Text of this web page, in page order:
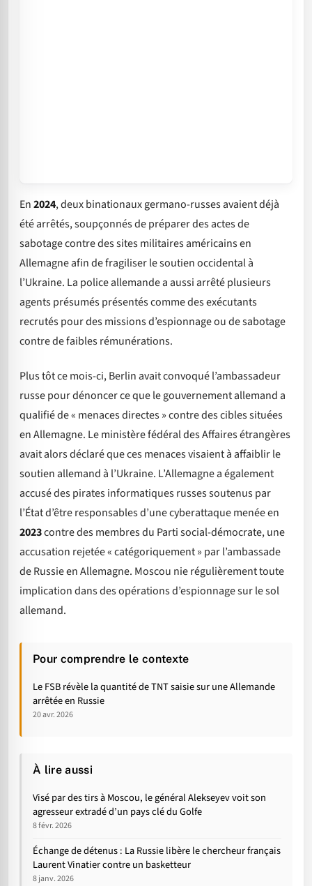
En2024, deux binationaux germano-russes avaient déjà
été arrêtés, soupçonnés de préparer des actes de
sabotage contre des sites militaires américains en
Allemagne afin de fragiliser le soutien occidental à
l’Ukraine. La police allemande a aussi arrêté plusieurs
agents présumés présentés comme des exécutants
recrutés pour des missions d’espionnage ou de sabotage
contre de faibles rémunérations.
Plus tôt ce mois-ci, Berlin avait convoqué l’ambassadeur
russe pour dénoncer ce que le gouvernement allemand a
qualifié de « menaces directes » contre des cibles situées
en Allemagne. Le ministère fédéral des Affaires étrangères
avait alors déclaré que ces menaces visaient à affaiblir le
soutien allemand à l’Ukraine. L’Allemagne a également
accusé des pirates informatiques russes soutenus par
l’État d’être responsables d’une cyberattaque menée en
2023contre des membres du Parti social-démocrate, une
accusation rejetée « catégoriquement » par l’ambassade
de Russie en Allemagne. Moscou nie régulièrement toute
implication dans des opérations d’espionnage sur le sol
allemand.
Pour comprendre le contexte
Le FSB révèle la quantité de TNT saisie sur une Allemande
arrêtée en Russie
20 avr. 2026
À lire aussi
Visé par des tirs à Moscou, le général Alekseyev voit son
agresseur extradé d’un pays clé du Golfe
8 févr. 2026
Échange de détenus : La Russie libère le chercheur français
Laurent Vinatier contre un basketteur
8 janv. 2026